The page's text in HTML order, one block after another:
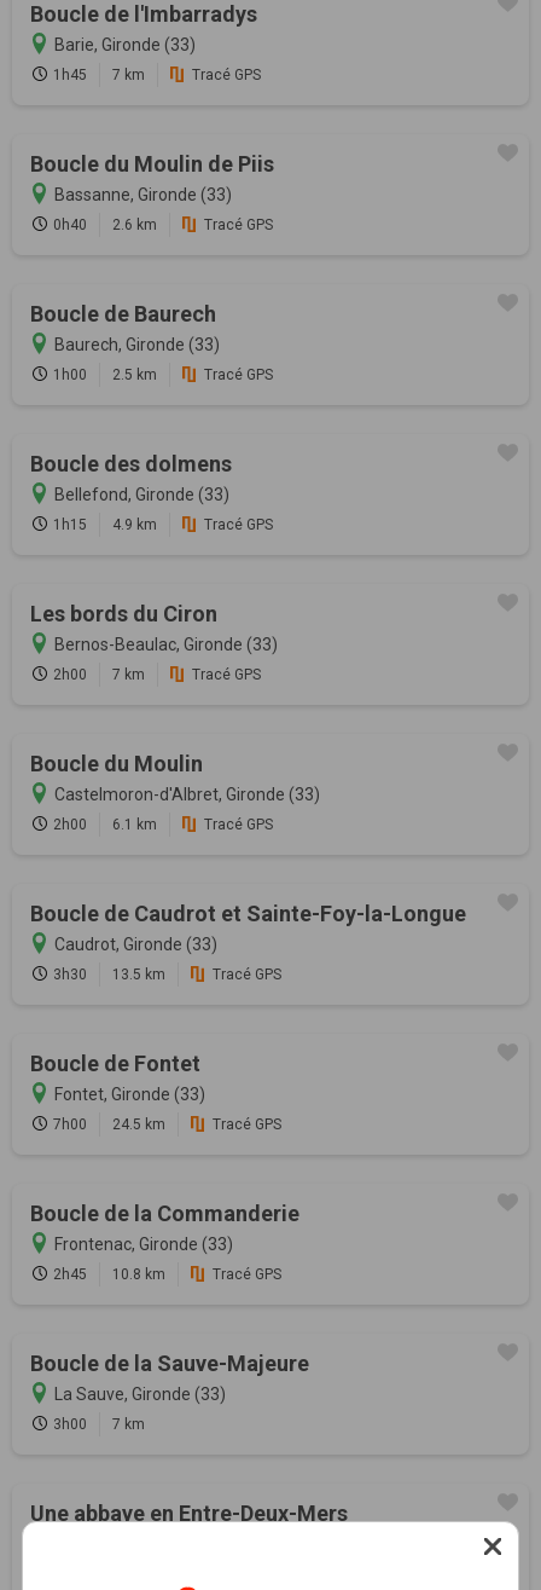
Boucle de l'Imbarradys
Barie, Gironde (33)
1h45 7 km Tracé GPS
Boucle du Moulin de Piis
Bassanne, Gironde (33)
0h40 2.6 km Tracé GPS
Boucle de Baurech
Baurech, Gironde (33)
1h00 2.5 km Tracé GPS
Boucle des dolmens
Bellefond, Gironde (33)
1h15 4.9 km Tracé GPS
Les bords du Ciron
Bernos-Beaulac, Gironde (33)
2h00 7 km Tracé GPS
Boucle du Moulin
Castelmoron-d'Albret, Gironde (33)
2h00 6.1 km Tracé GPS
Boucle de Caudrot et Sainte-Foy-la-Longue
Caudrot, Gironde (33)
3h30 13.5 km Tracé GPS
Boucle de Fontet
Fontet, Gironde (33)
7h00 24.5 km Tracé GPS
Boucle de la Commanderie
Frontenac, Gironde (33)
2h45 10.8 km Tracé GPS
Boucle de la Sauve-Majeure
La Sauve, Gironde (33)
3h00 7 km
Une abbaye en Entre-Deux-Mers